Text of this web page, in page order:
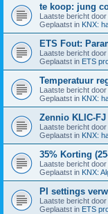
te koop: jung
Laatste bericht door
Geplaatst in KNX:
ETS Fout:
Laatste bericht door
Geplaatst in ETS
Temperatuur
Laatste bericht door
Geplaatst in KNX:
Zennio KLIC-
Laatste bericht door
Geplaatst in KNX:
35% Korting
Laatste bericht door
Geplaatst in KNX:
PI settings
Laatste bericht door
Geplaatst in ETS